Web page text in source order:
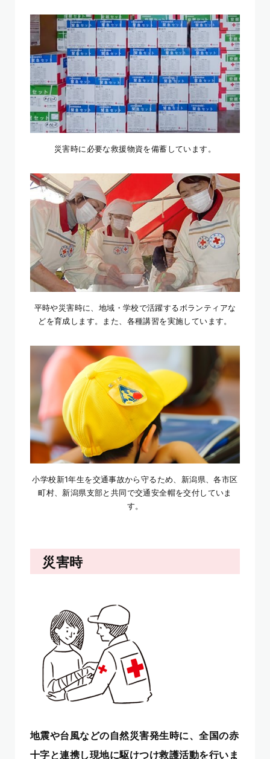
災害時に必要な救援物資を備蓄しています。
平時や災害時に、地域・学校で活躍するボランティアな
どを育成します。また、各種講習を実施しています。
小学校新1年生を交通事故から守るため、新潟県、各市区
町村、新潟県支部と共同で交通安全帽を交付していま
す。
災害時
地震や台風などの自然災害発生時に、全国の赤
十字と連携し現地に駆けつけ救護活動を行いま